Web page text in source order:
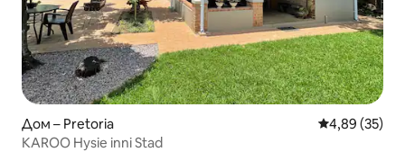
Дом – Pretoria Средна
4,89 (35)
KAROO Hysie inni Stad